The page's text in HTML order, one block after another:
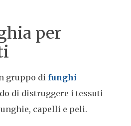
per
gruppo di funghi
di distruggere i tessuti
capelli e peli.